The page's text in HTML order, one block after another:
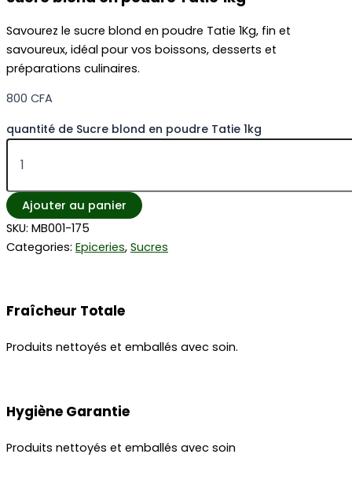
Savourez le sucre blond en poudre Tatie 1Kg, fin et
savoureux, idéal pour vos boissons, desserts et
préparations culinaires.
800 CFA
quantité de Sucre blond en poudre Tatie 1kg
Ajouter au panier
SKU: MB001-175
Categories: Epiceries, Sucres
Fraîcheur Totale
Produits nettoyés et emballés avec soin.
Hygiène Garantie
Produits nettoyés et emballés avec soin